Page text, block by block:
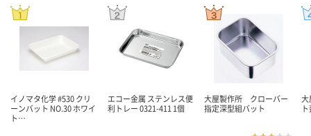
イノマタ化学 #530 クリ
ーンバット NO.30 ホワイ
ト…
エコー金属 ステンレス便
利トレー 0321-411 1個
大屋製作所 クローバー
指定深型組バット